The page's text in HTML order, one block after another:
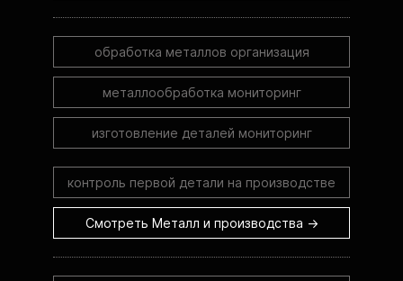
обработка металлов организация
металлообработка мониторинг
изготовление деталей мониторинг
контроль первой детали на производстве
Смотреть Металл и производства →